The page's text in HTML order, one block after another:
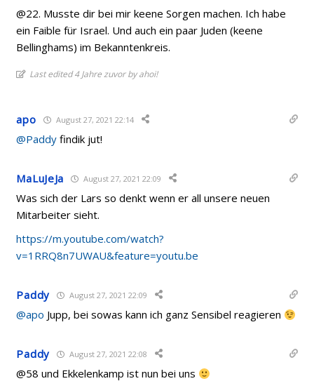
@22. Musste dir bei mir keene Sorgen machen. Ich habe
ein Faible für Israel. Und auch ein paar Juden (keene
Bellinghams) im Bekanntenkreis.
Last edited 4 Jahre zuvor by ahoi!
apo August 27, 2021 22:14
@Paddy findik jut!
MaLuJeJa August 27, 2021 22:09
Was sich der Lars so denkt wenn er all unsere neuen
Mitarbeiter sieht.
https://m.youtube.com/watch?
v=1RRQ8n7UWAU&feature=youtu.be
Paddy August 27, 2021 22:09
@apo Jupp, bei sowas kann ich ganz Sensibel reagieren
Paddy August 27, 2021 22:08
@58 und Ekkelenkamp ist nun bei uns